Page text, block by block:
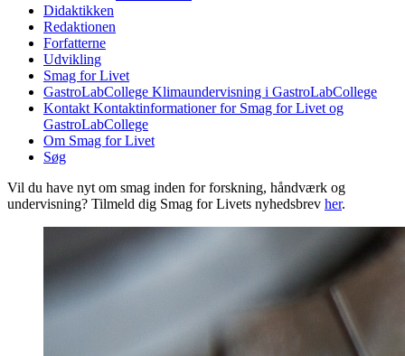
Didaktikken
Redaktionen
Forfatterne
Udvikling
Smag for Livet
GastroLabCollege Klimaundervisning i GastroLabCollege
Kontakt Kontaktinformationer for Smag for Livet og
GastroLabCollege
Om Smag for Livet
Søg
Vil du have nyt om smag inden for forskning, håndværk og
undervisning? Tilmeld dig Smag for Livets nyhedsbrev her.